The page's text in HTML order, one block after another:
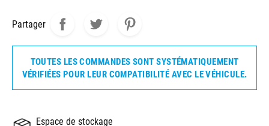
Partager
TOUTES LES COMMANDES SONT SYSTÉMATIQUEMENT
VÉRIFIÉES POUR LEUR COMPATIBILITÉ AVEC LE VÉHICULE.
Espace de stockage